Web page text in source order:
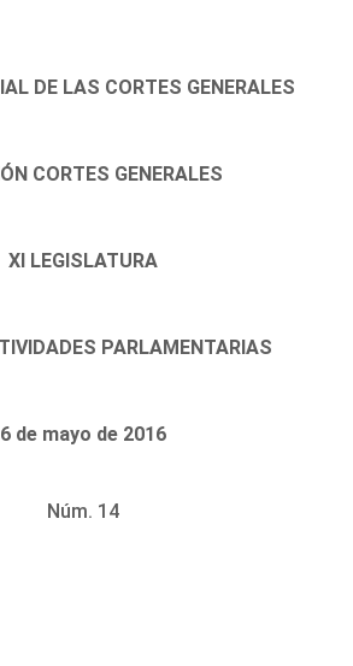
DE LAS CORTES GENERALES
CORTES GENERALES
XI LEGISLATURA
PARLAMENTARIAS
6 de mayo de 2016
Núm. 14